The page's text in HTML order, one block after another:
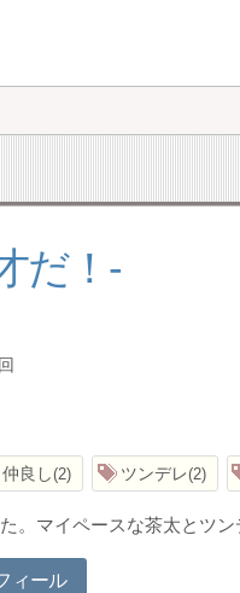
だ！-
仲良し 2 ツンデレ 2
。マイペースな茶太とツ
ィール